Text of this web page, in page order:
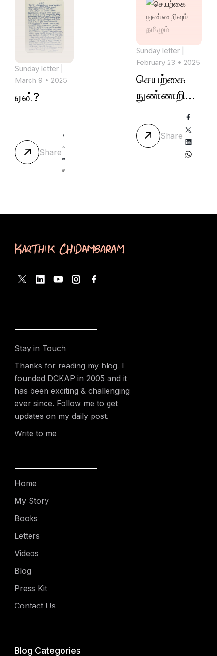
Sunday letter
March 9 • 2025
ஏன்?
Share
Sunday letter
February 23 • 2025
செயற்கை
நுண்ணறிவும்
Share
Stay in Touch
Thanks for reading my blog. I
founded DCKAP in 2005 and it
has been exciting & challenging
ever since. Follow me to get
updates on my daily post.
Write to me
Home
My Story
Books
Letters
Videos
Blog
Press Kit
Contact Us
Blog Categories